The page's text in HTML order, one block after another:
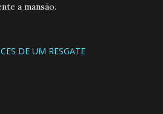
a mansão.
DE UM RESGATE